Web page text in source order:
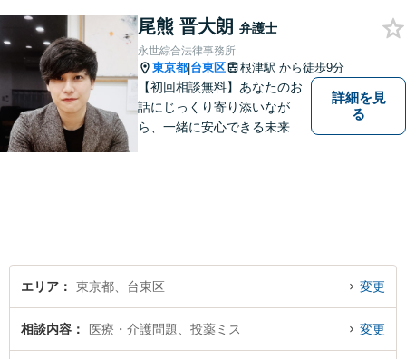
尾熊 晋大朗 弁護士
永世綜合法律事務所
東京都|台東区 根津駅 から徒歩9分
【初回相談無料】あなたのお
話にじっくり寄り添いなが
ら、一緒に安心できる未来を
詳細を見
る
エリア 東京都、台東区 変更
相談内容 医療・介護問題、投薬ミス 変更